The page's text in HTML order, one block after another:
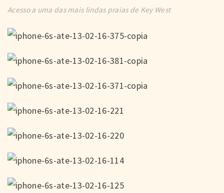
Acesso a uma das mais lindas praias de Key West